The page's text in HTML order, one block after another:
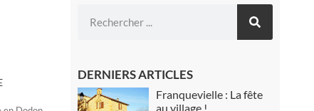
DERNIERS ARTICLES
Franquevielle : La fête
au village !